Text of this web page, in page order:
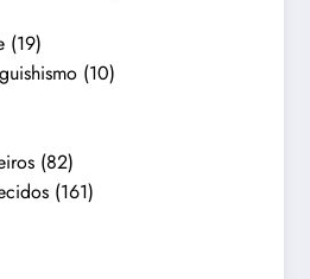
(19)
(10)
(82)
(161)